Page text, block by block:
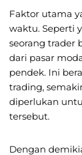
Faktor utama
waktu. Seperti
seorang trader
dari pasar
pendek. Ini
trading,
diperlukan
tersebut.
Dengan